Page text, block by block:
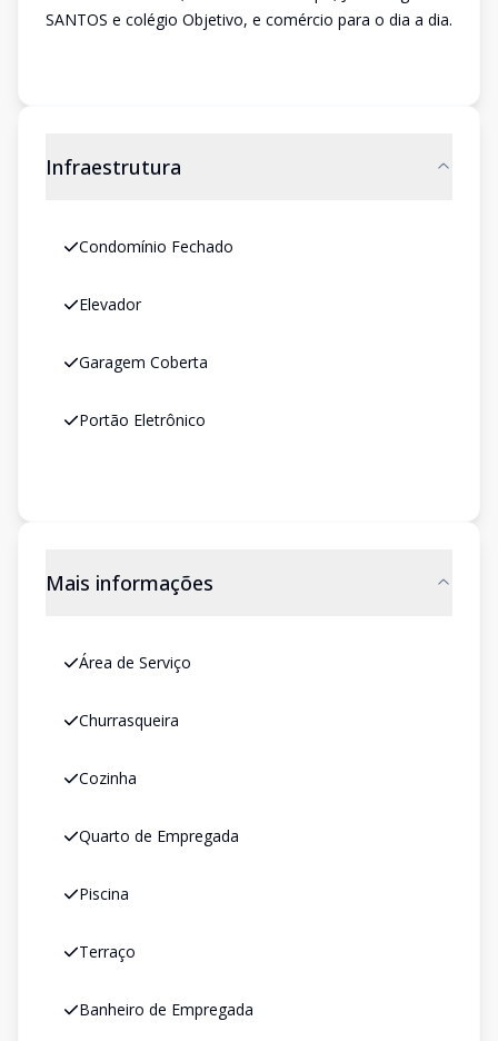
SANTOS e colégio Objetivo, e comércio para o dia a dia.
Infraestrutura
Condomínio Fechado
Elevador
Garagem Coberta
Portão Eletrônico
Mais informações
Área de Serviço
Churrasqueira
Cozinha
Quarto de Empregada
Piscina
Terraço
Banheiro de Empregada